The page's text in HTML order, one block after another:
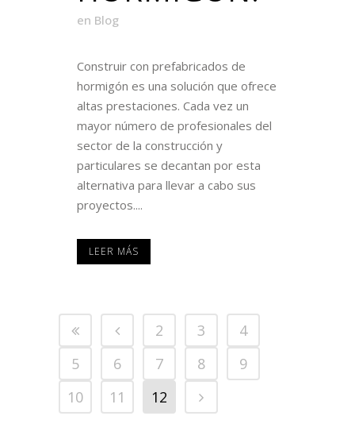
en Blog
Construir con prefabricados de
hormigón es una solución que ofrece
altas prestaciones. Cada vez un
mayor número de profesionales del
sector de la construcción y
particulares se decantan por esta
alternativa para llevar a cabo sus
proyectos....
LEER MÁS
2 3
4
5
6 7 8
9
10
11 12